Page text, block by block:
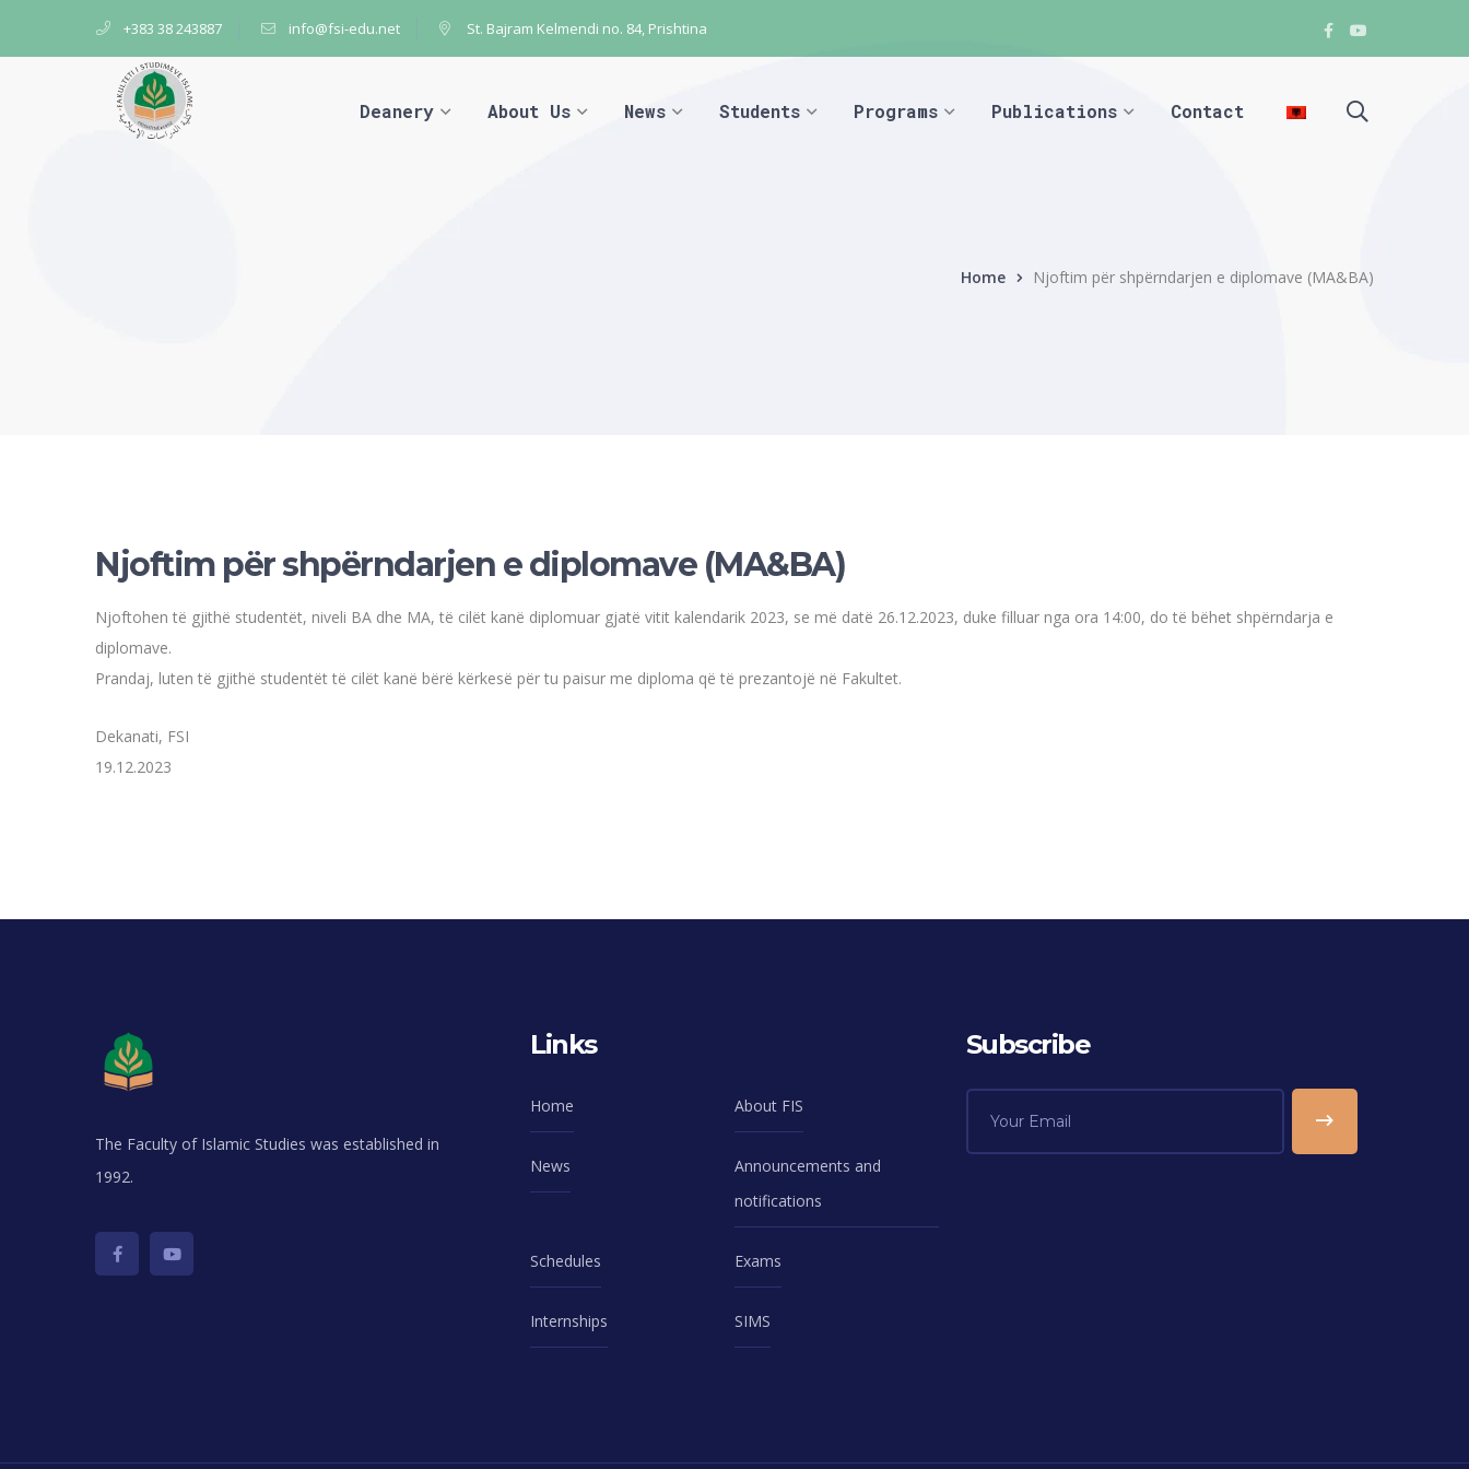
+383 38 243887 info@fsi-edu.net St. Bajram Kelmendi no. 84, Prishtina
Facebook
FacebookFacebook
Deanery About Us News Students Programs Publications Contact
Home Njoftim për shpërndarjen e diplomave (MA&BA)
Njoftim për shpërndarjen e diplomave (MA&BA)
Njoftohen të gjithë studentët, niveli BA dhe MA, të cilët kanë diplomuar gjatë vitit kalendarik 2023, se më datë 26.12.2023, duke filluar nga ora 14:00, do të bëhet shpërndarja e
diplomave.
Prandaj, luten të gjithë studentët të cilët kanë bërë kërkesë për tu paisur me diploma që të prezantojë në Fakultet.
Dekanati, FSI
19.12.2023
The Faculty of Islamic Studies was established in
1992.
Links
Home About FIS
News
Announcements and
notifications
Schedules Exams
Internships SIMS
Subscribe